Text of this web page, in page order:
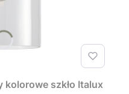
kolorowe szkło Italux